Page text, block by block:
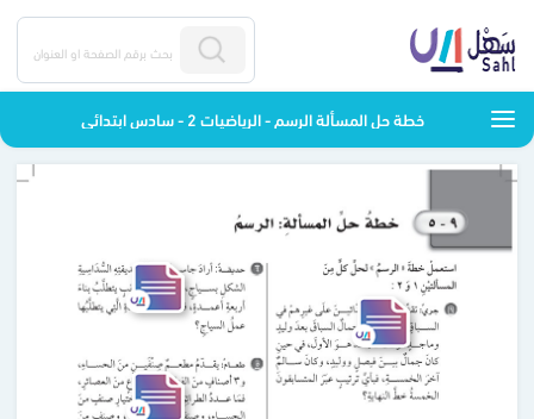
خطة حل المسألة الرسم - الرياضيات 2 - سادس ابتدائي